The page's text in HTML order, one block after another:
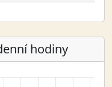
hodiny